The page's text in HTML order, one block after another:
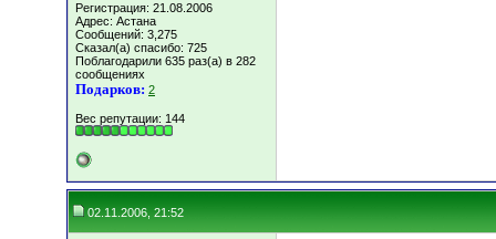
Регистрация: 21.08.2006
Адрес: Астана
Сообщений: 3,275
Сказал(а) спасибо: 725
Поблагодарили 635 раз(а) в 282
сообщениях
Подарков: 2
Вес репутации: 144
02.11.2006, 21:52